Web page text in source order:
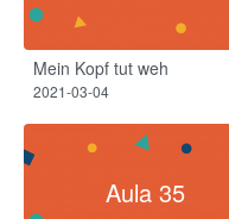
Mein Kopf tut weh​
2021-03-04
Aula 35